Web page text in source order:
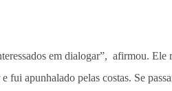
em dialogar”, afirmou.
apunhalado pelas costas. Se